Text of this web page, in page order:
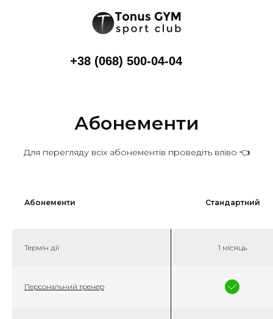
+38 (068) 500-04-04
Абонементи
Для перегляду всіх абонементів проведіть вліво 👈
Абонементи Стандартний
Термін дії 1 місяць
Персональний тренер